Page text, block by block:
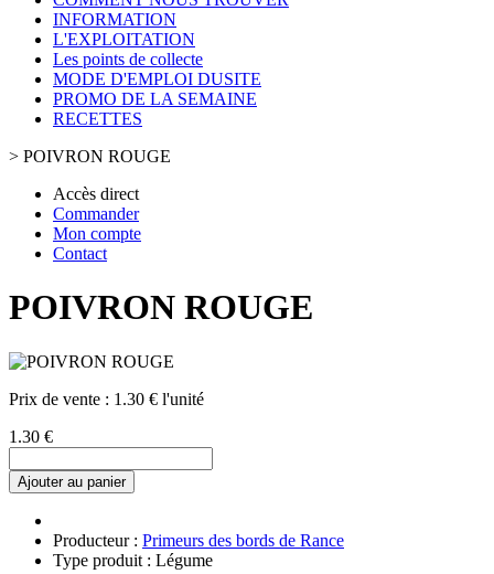
INFORMATION
L'EXPLOITATION
Les points de collecte
MODE D'EMPLOI DUSITE
PROMO DE LA SEMAINE
RECETTES
> POIVRON ROUGE
Accès direct
Commander
Mon compte
Contact
POIVRON ROUGE
Prix de vente : 1.30 € l'unité
1.30 €
Ajouter au panier
Producteur : Primeurs des bords de Rance
Type produit : Légume